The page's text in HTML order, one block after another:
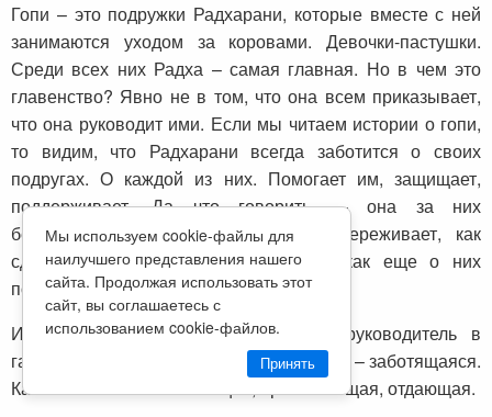
Гопи – это подружки Радхарани, которые вместе с ней
занимаются уходом за коровами. Девочки-пастушки.
Среди всех них Радха – самая главная. Но в чем это
главенство? Явно не в том, что она всем приказывает,
что она руководит ими. Если мы читаем истории о гопи,
то видим, что Радхарани всегда заботится о своих
подругах. О каждой из них. Помогает им, защищает,
поддерживает. Да что говорить — она за них
беспокоится больше, чем о себе. Переживает, как
сделать их жизнь более радостной, как еще о них
позаботиться.
И в этом ее главенство. Женщина-руководитель в
гармонии с миром только когда она такая – заботящаяся.
Как большая мама. Любящая, принимающая, отдающая.
Мы используем cookie-файлы для
наилучшего представления нашего
сайта. Продолжая использовать этот
сайт, вы соглашаетесь с
использованием cookie-файлов.
Принять